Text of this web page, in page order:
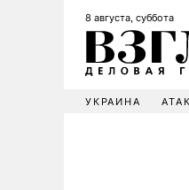
8 августа, суббота
УКРАИНА